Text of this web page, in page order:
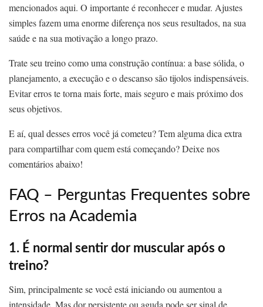
mencionados aqui. O importante é reconhecer e mudar. Ajustes
simples fazem uma enorme diferença nos seus resultados, na sua
saúde e na sua motivação a longo prazo.
Trate seu treino como uma construção contínua: a base sólida, o
planejamento, a execução e o descanso são tijolos indispensáveis.
Evitar erros te torna mais forte, mais seguro e mais próximo dos
seus objetivos.
E aí, qual desses erros você já cometeu? Tem alguma dica extra
para compartilhar com quem está começando? Deixe nos
comentários abaixo!
FAQ – Perguntas Frequentes sobre
Erros na Academia
1. É normal sentir dor muscular após o
treino?
Sim, principalmente se você está iniciando ou aumentou a
intensidade. Mas dor persistente ou aguda pode ser sinal de